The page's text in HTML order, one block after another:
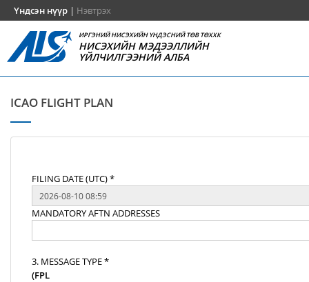
Үндсэн нүүр | Нэвтрэх
ИРГЭНИЙ НИСЭХИЙН ҮНДЭСНИЙ ТӨВ ТӨХХК
НИСЭХИЙН МЭДЭЭЛЛИЙН
ҮЙЛЧИЛГЭЭНИЙ АЛБА
ICAO FLIGHT PLAN
FILING DATE (UTC) *
MANDATORY AFTN ADDRESSES
3. MESSAGE TYPE *
(FPL